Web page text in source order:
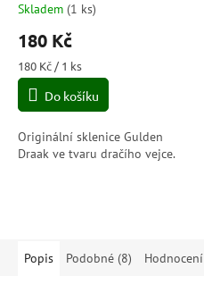
Skladem (1 ks)
180 Kč
Měrná
cena:
180 Kč / 1 ks
Do košíku
Originální sklenice Gulden
Draak ve tvaru dračího vejce.
Popis
Podobné (8) Hodnocení